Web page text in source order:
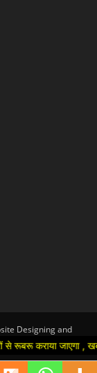
Designing and
Hindi ▼
जाएगा , खबर ओर